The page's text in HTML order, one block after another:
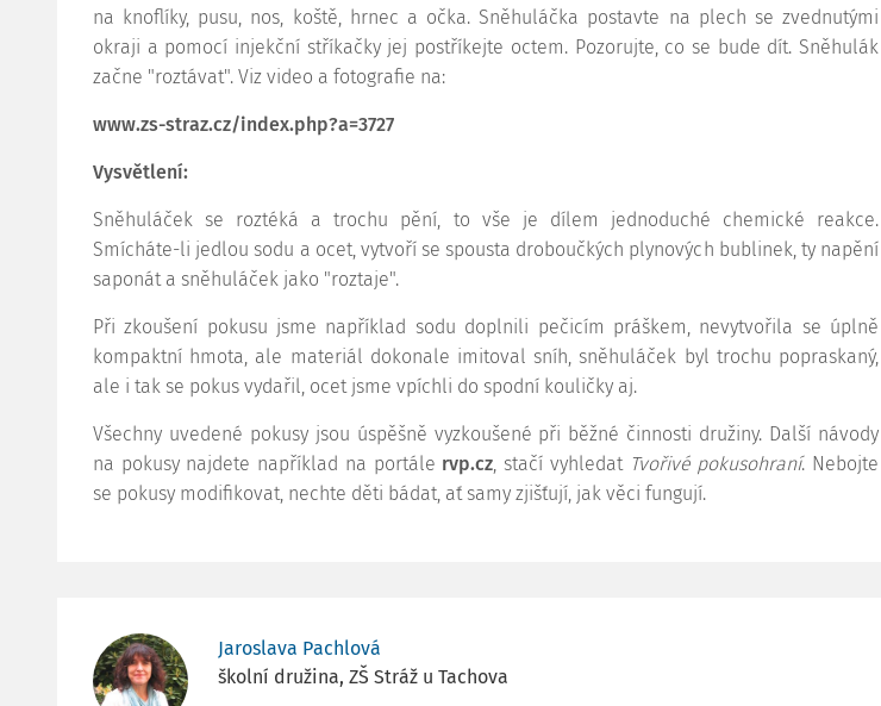
na knoflíky, pusu, nos, koště, hrnec a očka. Sněhuláčka postavte na plech se zvednutými
okraji a pomocí injekční stříkačky jej postříkejte octem. Pozorujte, co se bude dít. Sněhulák
začne "roztávat". Viz video a fotografie na:
www.zs-straz.cz/index.php?a=3727
Vysvětlení:
Sněhuláček se roztéká a trochu pění, to vše je dílem jednoduché chemické reakce.
Smícháte-li jedlou sodu a ocet, vytvoří se spousta droboučkých plynových bublinek, ty napění
saponát a sněhuláček jako "roztaje".
Při zkoušení pokusu jsme například sodu doplnili pečicím práškem, nevytvořila se úplně
kompaktní hmota, ale materiál dokonale imitoval sníh, sněhuláček byl trochu popraskaný,
ale i tak se pokus vydařil, ocet jsme vpíchli do spodní kouličky aj.
Všechny uvedené pokusy jsou úspěšně vyzkoušené při běžné činnosti družiny. Další návody
na pokusy najdete například na portále rvp.cz, stačí vyhledat Tvořivé pokusohraní. Nebojte
se pokusy modifikovat, nechte děti bádat, ať samy zjišťují, jak věci fungují.
Jaroslava Pachlová
školní družina, ZŠ Stráž u Tachova